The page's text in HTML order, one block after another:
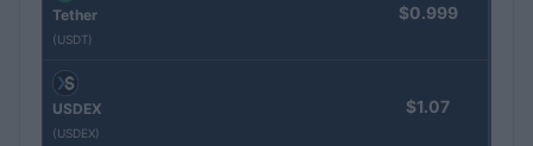
Tether
(USDT)
$0.999
USDEX
(USDEX)
$1.07